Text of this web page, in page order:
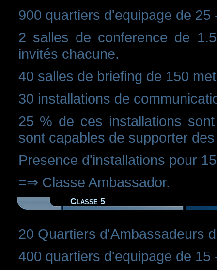
900 quartiers d'equipage de
2 salles de conference de
invités chacune.
40 salles de briefing de 150
30 installations de
25 % de ces installations
sont capables de supporter
Presence d'installations pour
=⇒ Classe Ambassador.
Classe 5
20 Quartiers d'Ambassadeurs
400 quartiers d'equipage de